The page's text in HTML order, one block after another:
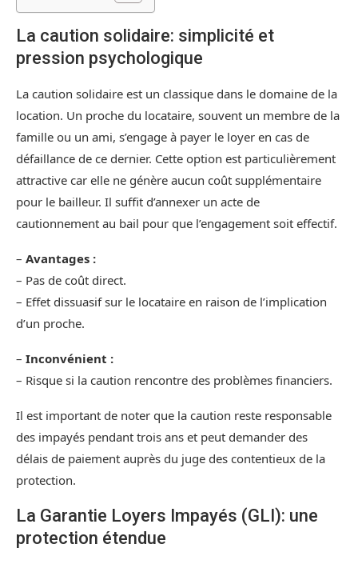
La caution solidaire: simplicité et
pression psychologique
La caution solidaire est un classique dans le domaine de la
location. Un proche du locataire, souvent un membre de la
famille ou un ami, s’engage à payer le loyer en cas de
défaillance de ce dernier. Cette option est particulièrement
attractive car elle ne génère aucun coût supplémentaire
pour le bailleur. Il suffit d’annexer un acte de
cautionnement au bail pour que l’engagement soit effectif.
– Avantages :
– Pas de coût direct.
– Effet dissuasif sur le locataire en raison de l’implication
d’un proche.
– Inconvénient :
– Risque si la caution rencontre des problèmes financiers.
Il est important de noter que la caution reste responsable
des impayés pendant trois ans et peut demander des
délais de paiement auprès du juge des contentieux de la
protection.
La Garantie Loyers Impayés (GLI): une
protection étendue